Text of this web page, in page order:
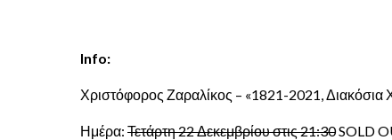
Info:
Χριστόφορος Ζαραλίκος – «1821-2021, Διακόσια
Ημέρα: Τετάρτη 22 Δεκεμβρίου στις 21:30SOLD